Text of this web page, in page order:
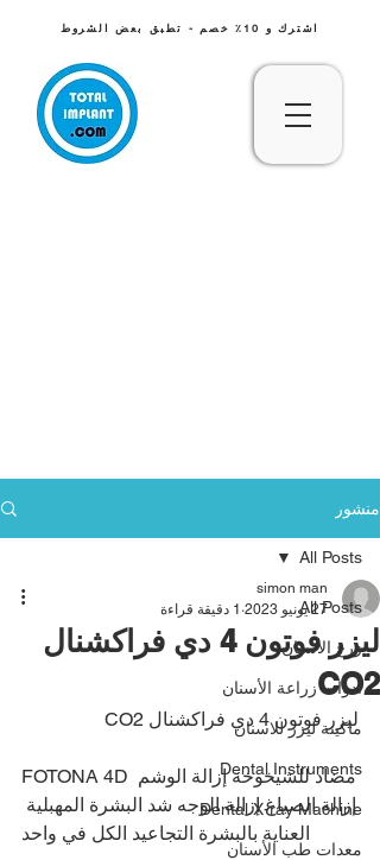
اشترك و 10٪ خصم - تطبق بعض الشروط
منشور
All Posts
زرع الأسنان
أدوات زراعة الأسنان
ماكينة ليزر للاسنان
Dental Instruments
Dental X-ray Machine
معدات طب الأسنان
All Posts
ليزر فوتون 4 دي فراكشنال
CO2
simon man
27 يونيو 2023
1 دقيقة قراءة
ليزر فوتون 4 دي فراكشنال CO2
FOTONA 4D مضاد للشيخوخة إزالة الوشم
إزالة الصباغ إزالة الوجه شد البشرة المهبلية
العناية بالبشرة التجاعيد الكل في واحد